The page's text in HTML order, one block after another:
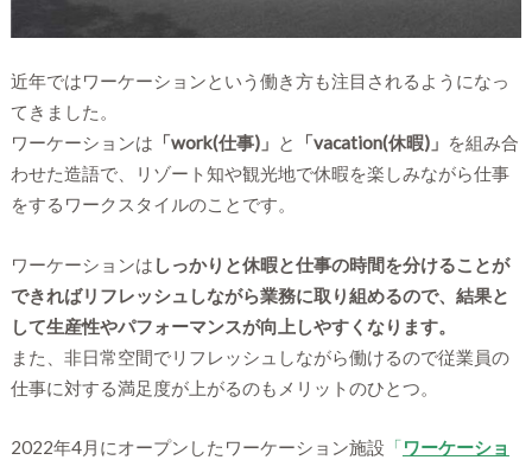
近年ではワーケーションという働き方も注目されるようになっ
てきました。
ワーケーションは 「work(仕事)」 と 「vacation(休暇)」 を組み合
わせた造語で、リゾート知や観光地で休暇を楽しみながら仕事
をするワークスタイルのことです。
ワーケーションは しっかりと休暇と仕事の時間を分けることが
できればリフレッシュしながら業務に取り組めるので、結果と
して生産性やパフォーマンスが向上しやすくなります。
また、非日常空間でリフレッシュしながら働けるので従業員の
仕事に対する満足度が上がるのもメリットのひとつ。
2022年4月にオープンしたワーケーション施設 「ワーケーショ